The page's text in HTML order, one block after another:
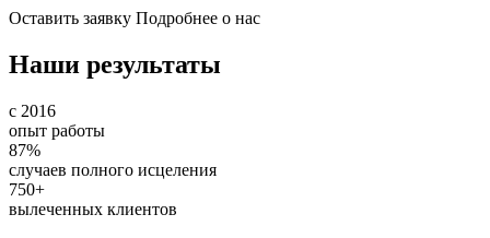
Оставить заявку Подробнее о нас
Наши результаты
с 2016
опыт работы
87%
случаев полного исцеления
750+
вылеченных клиентов